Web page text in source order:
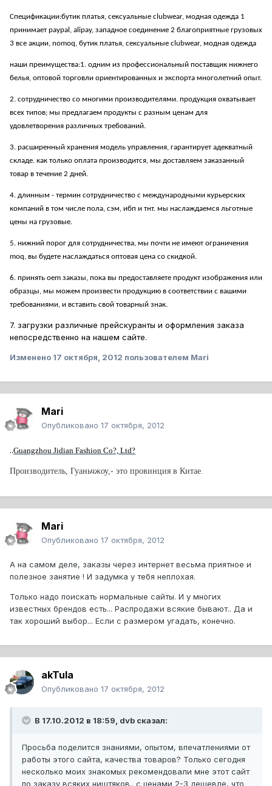
Спецификации:бутик платья, сексуальные clubwear, модная одежда 1
принимает paypal, alipay, западное соединение 2 благоприятные грузовых
3 все акции, nomoq, бутик платья, сексуальные clubwear, модная одежда
наши преимущества:1. одним из профессиональный поставщик нижнего
белья, оптовой торговли ориентированных и экспорта многолетний опыт.
2. сотрудничество со многими производителями. продукция охватывает
всех типов; мы предлагаем продукты с разным ценам для
удовлетворения различных требований.
3. расширенный хранения модель управления, гарантирует адекватный
складе. как только оплата производится, мы доставляем заказанный
товар в течение 2 дней.
4. длинным - термин сотрудничество с международными курьерских
компаний в том числе пола, сэм, ибп и тнт. мы наслаждаемся льготные
цены на грузовые.
5. нижний порог для сотрудничества, мы почти не имеют ограничения
moq, вы будете наслаждаться оптовая цена со скидкой.
6. принять oem заказы, пока вы предоставляете продукт изображения или
образцы, мы можем произвести продукцию в соответствии с вашими
требованиями, и вставить свой товарный знак.
7. загрузки различные прейскуранты и оформления заказа
непосредственно на нашем сайте.
Изменено 17 октября, 2012 пользователем Mari
Mari
Опубликовано 17 октября, 2012
..Guangzhou Jidian Fashion Co?, Ltd?
Производитель, Гуаньчжоу,- это провинция в Китае.
Mari
Опубликовано 17 октября, 2012
А на самом деле, заказы через интернет весьма приятное и
полезное занятие ! И задумка у тебя неплохая.
Только надо поискать нормальные сайты. И у многих
известных брендов есть... Распродажи всякие бывают.. Да и
так хороший выбор... Если с размером угадать, конечно.
akTula
Опубликовано 17 октября, 2012
В 17.10.2012 в 18:59, dvb сказал:
Просьба поделится знаниями, опытом, впечатлениями от
работы этого сайта, качества товаров? Только сегодня
несколько моих знакомых рекомендовали мне этот сайт
по заказу всяких ништяков.. с ценами 2-3 дешевле, что